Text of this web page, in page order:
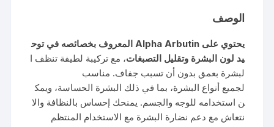
الوصف
يحتوي على Alpha Arbutin المعروفبخصائصهفيتوح
يد لونالبشرةوتقليلالتصبغات، معتركيبة لطيفةتنظف ا
لبشرة بعمق بدونأنتسبب جفاف. مناسب
لجميع أنواع البشرة، بما في ذلك البشرة الحساسة، ويمك
ن استخدامه للوجه والجسم. يمنحك إحساس بالنظافة والا
نتعاش مع دعم نضارة البشرة مع الاستخدام المنتظم